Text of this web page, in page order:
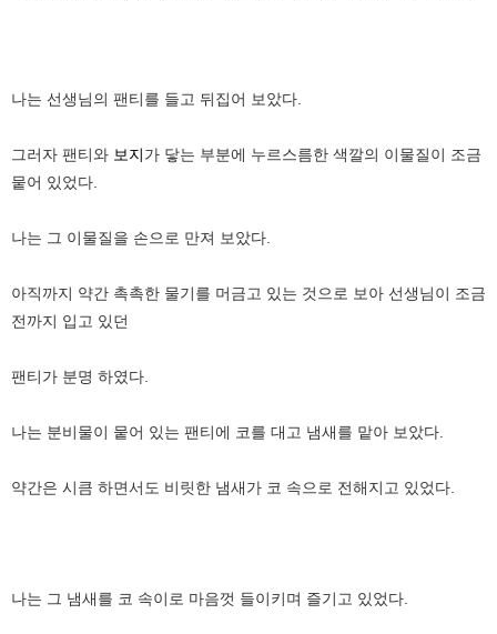
나는 선생님의 팬티를 들고 뒤집어 보았다.
그러자 팬티와 보지가 닿는 부분에 누르스름한 색깔의 이물질이 조금
뭍어 있었다.
나는 그 이물질을 손으로 만져 보았다.
아직까지 약간 촉촉한 물기를 머금고 있는 것으로 보아 선생님이 조금
전까지 입고 있던
팬티가 분명 하였다.
나는 분비물이 뭍어 있는 팬티에 코를 대고 냄새를 맡아 보았다.
약간은 시큼 하면서도 비릿한 냄새가 코 속으로 전해지고 있었다.
나는 그 냄새를 코 속이로 마음껏 들이키며 즐기고 있었다.